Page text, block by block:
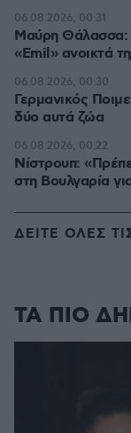
Μαύρη Θάλασσα:
«Emil» ανοικτά
06.08.2026, 00:31
Γερμανικός
δύο αυτά ζώα
06.08.2026, 00:30
Νίστρουπ:
στη Βουλγαρία
06.08.2026, 00:22
ΔΕΙΤΕ ΟΛΕΣ
ΤΑ ΠΙΟ